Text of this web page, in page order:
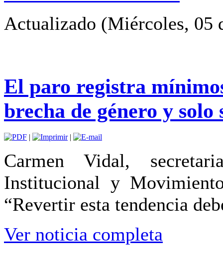
Actualizado (Miércoles, 05
El paro registra
brecha de género y
| |
Carmen Vidal,
Institucional y
“Revertir esta tendencia
Ver noticia completa